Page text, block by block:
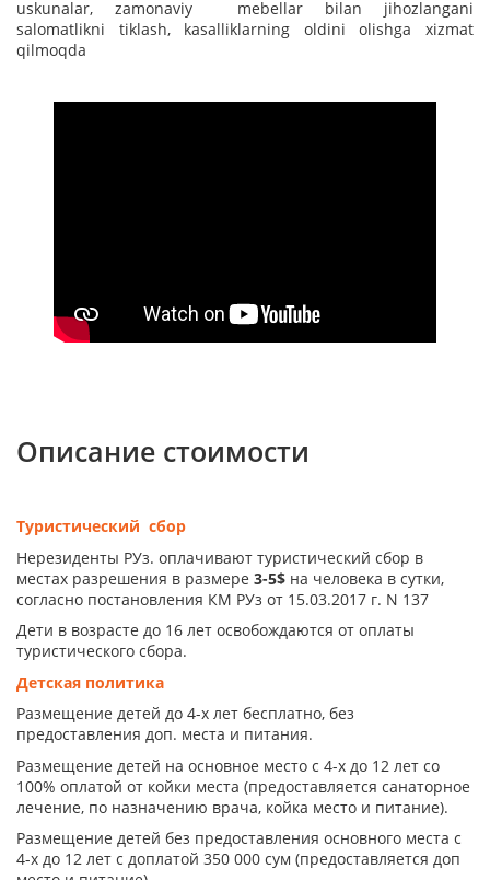
uskunalar, zamonaviy mebellar bilan jihozlangani
salomatlikni tiklash, kasalliklarning oldini olishga xizmat
qilmoqda
Описание стоимости
Туристический сбор
Нерезиденты РУз. оплачивают туристический сбор в
местах разрешения в размере 3-5$ на человека в сутки,
согласно постановления КМ РУз от 15.03.2017 г. N 137
Дети в возрасте до 16 лет освобождаются от оплаты
туристического сбора.
Детская политика
Размещение детей до 4-х лет бесплатно, без
предоставления доп. места и питания.
Размещение детей на основное место с 4-х до 12 лет со
100% оплатой от койки места (предоставляется санаторное
лечение, по назначению врача, койка место и питание).
Размещение детей без предоставления основного места с
4-х до 12 лет с доплатой 350 000 сум (предоставляется доп